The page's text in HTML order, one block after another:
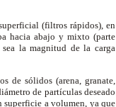
(filtros rápidos), en
hacia abajo y mixto (parte
la magnitud de la carga
de sólidos (arena, granate,
de partículas deseado
a volumen, ya que